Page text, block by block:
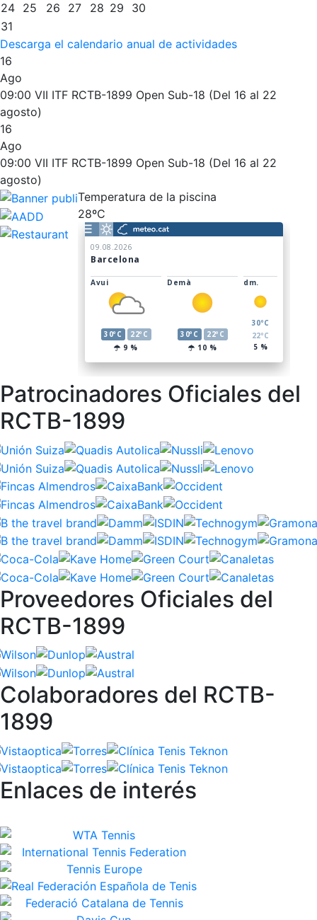
24 25 26 27 28 29
30
31
Descarga el calendario anual de actividades
16
Ago
09:00 VII ITF RCTB-1899 Open Sub-18 (Del 16 al 22
agosto)
16
Ago
09:00 VII ITF RCTB-1899 Open Sub-18 (Del 16 al 22
agosto)
Temperatura de la piscina
28ºC
Patrocinadores Oficiales del
RCTB-1899
Proveedores Oficiales del
RCTB-1899
Colaboradores del RCTB-
1899
Enlaces de interés